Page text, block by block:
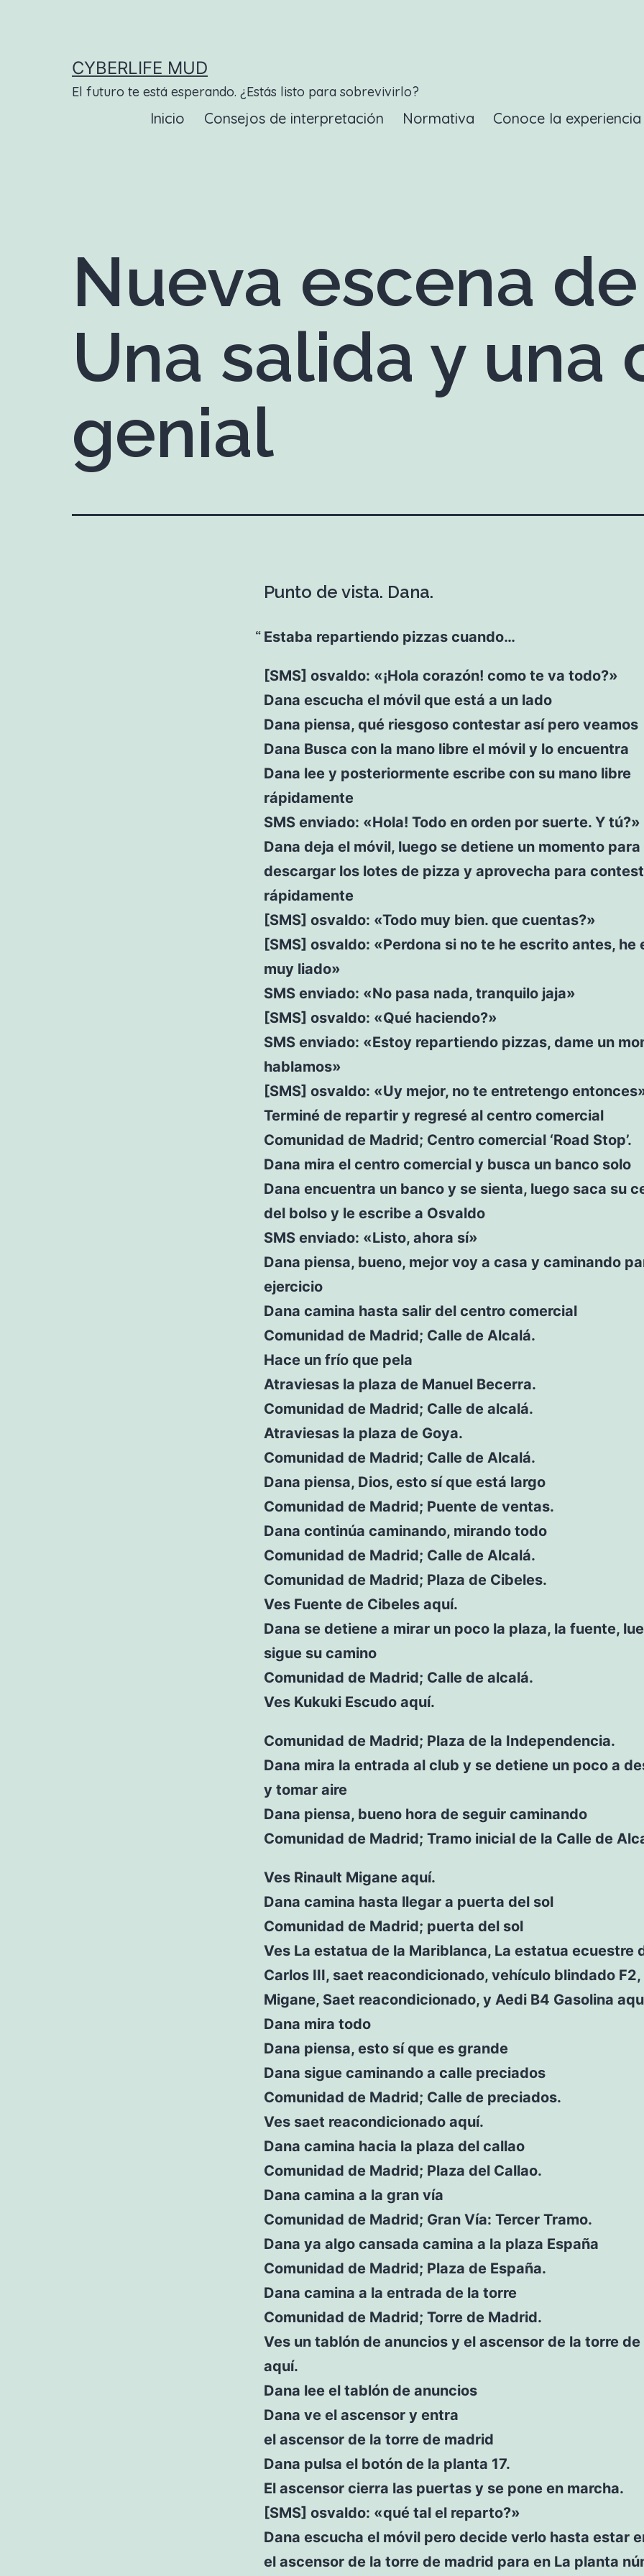
CYBERLIFE MUD
El futuro te está esperando. ¿Estás listo para sobrevivirlo?
Inicio Consejos de interpretación Normativa Conoce la
Nueva escena
Una salida y una
genial
Punto de vista. Dana.
Estaba repartiendo pizzas cuando…
[SMS] osvaldo: «¡Hola corazón! como te va todo?»
Dana escucha el móvil que está a un lado
Dana piensa, qué riesgoso contestar así pero veamos
Dana Busca con la mano libre el móvil y lo encuentra
Dana lee y posteriormente escribe con su mano libre
rápidamente
SMS enviado: «Hola! Todo en orden por suerte. Y tú?»
Dana deja el móvil, luego se detiene un momento para
descargar los lotes de pizza y aprovecha para
rápidamente
[SMS] osvaldo: «Todo muy bien. que cuentas?»
[SMS] osvaldo: «Perdona si no te he escrito antes, he
muy liado»
SMS enviado: «No pasa nada, tranquilo jaja»
[SMS] osvaldo: «Qué haciendo?»
SMS enviado: «Estoy repartiendo pizzas, dame un
hablamos»
[SMS] osvaldo: «Uy mejor, no te entretengo
Terminé de repartir y regresé al centro comercial
Comunidad de Madrid; Centro comercial ‘Road Stop’.
Dana mira el centro comercial y busca un banco solo
Dana encuentra un banco y se sienta, luego saca su
del bolso y le escribe a Osvaldo
SMS enviado: «Listo, ahora sí»
Dana piensa, bueno, mejor voy a casa y caminando
ejercicio
Dana camina hasta salir del centro comercial
Comunidad de Madrid; Calle de Alcalá.
Hace un frío que pela
Atraviesas la plaza de Manuel Becerra.
Comunidad de Madrid; Calle de alcalá.
Atraviesas la plaza de Goya.
Comunidad de Madrid; Calle de Alcalá.
Dana piensa, Dios, esto sí que está largo
Comunidad de Madrid; Puente de ventas.
Dana continúa caminando, mirando todo
Comunidad de Madrid; Calle de Alcalá.
Comunidad de Madrid; Plaza de Cibeles.
Ves Fuente de Cibeles aquí.
Dana se detiene a mirar un poco la plaza, la fuente,
sigue su camino
Comunidad de Madrid; Calle de alcalá.
Ves Kukuki Escudo aquí.
Comunidad de Madrid; Plaza de la Independencia.
Dana mira la entrada al club y se detiene un poco a
y tomar aire
Dana piensa, bueno hora de seguir caminando
Comunidad de Madrid; Tramo inicial de la Calle de
Ves Rinault Migane aquí.
Dana camina hasta llegar a puerta del sol
Comunidad de Madrid; puerta del sol
Ves La estatua de la Mariblanca, La estatua ecuestre
Carlos III, saet reacondicionado, vehículo blindado F2,
Migane, Saet reacondicionado, y Aedi B4 Gasolina
Dana mira todo
Dana piensa, esto sí que es grande
Dana sigue caminando a calle preciados
Comunidad de Madrid; Calle de preciados.
Ves saet reacondicionado aquí.
Dana camina hacia la plaza del callao
Comunidad de Madrid; Plaza del Callao.
Dana camina a la gran vía
Comunidad de Madrid; Gran Vía: Tercer Tramo.
Dana ya algo cansada camina a la plaza España
Comunidad de Madrid; Plaza de España.
Dana camina a la entrada de la torre
Comunidad de Madrid; Torre de Madrid.
Ves un tablón de anuncios y el ascensor de la torre
aquí.
Dana lee el tablón de anuncios
Dana ve el ascensor y entra
el ascensor de la torre de madrid
Dana pulsa el botón de la planta 17.
El ascensor cierra las puertas y se pone en marcha.
[SMS] osvaldo: «qué tal el reparto?»
Dana escucha el móvil pero decide verlo hasta estar
el ascensor de la torre de madrid para en La planta